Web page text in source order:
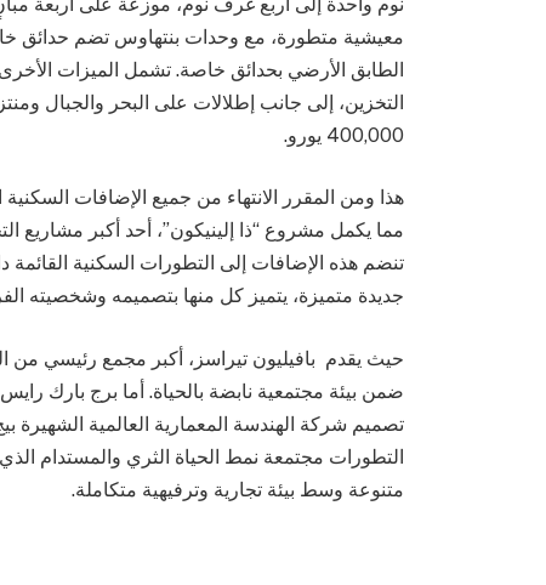
معيشية متطورة، مع وحدات بنتهاوس تضم حدائق
الطابق الأرضي بحدائق خاصة. تشمل الميزات
التخزين، إلى جانب إطلالات على البحر والجبال
400,000 يورو.
تنضم هذه الإضافات إلى التطورات السكنية
جديدة متميزة، يتميز كل منها بتصميمه وشخصيته
حيث يقدم بافيليون تيراسز، أكبر مجمع رئيسي من
التطورات مجتمعة نمط الحياة الثري والمستدام
متنوعة وسط بيئة تجارية وترفيهية متكاملة.